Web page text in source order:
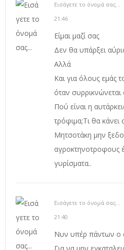
Εισάγετε το όνομά σας...
21:46
Είμαι μαζί σας
Δεν θα υπάρξει
Αλλά
Και για όλους εμάς
όταν
Πού είναι η
τρόφιμα;Τι θα κάνει
Μητσοτάκη μην
αγροκτηνοτροφους
γυρίσματα..
Εισάγετε το όνομά σας...
21:40
Νυν υπέρ πάντων ο